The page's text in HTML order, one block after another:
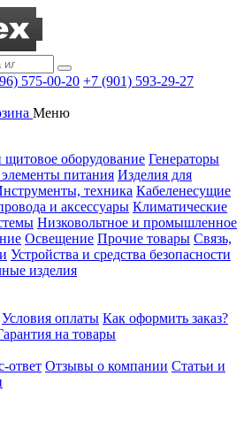
575-00-20 +7 (901) 593-29-27
Меню
щитовое оборудование Генераторы
питания Изделия для
техника Кабеленесущие
и аксессуары Климатические
Низковольтное и промышленное
Освещение Прочие товары Связь,
Устройства и средства безопасности
изделия
Условия оплаты Как оформить заказ?
на товары
ответ Отзывы о компании Статьи и